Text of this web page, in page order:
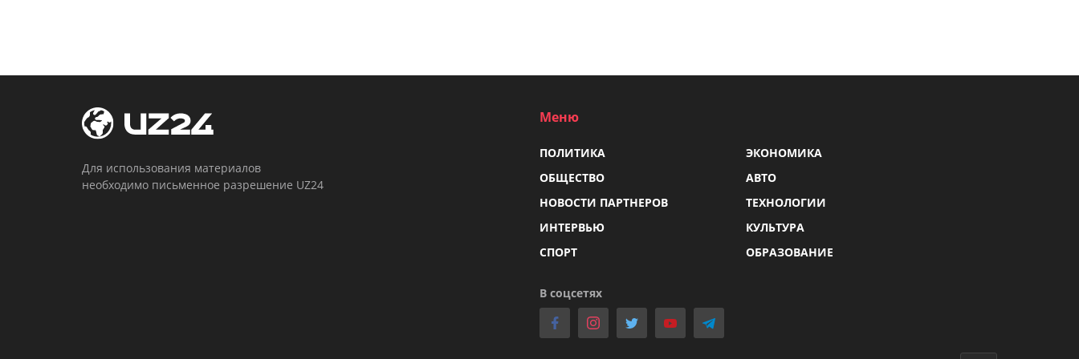
Для использования материалов
необходимо письменное разрешение UZ24
Меню
ПОЛИТИКА
ЭКОНОМИКА
ОБЩЕСТВО
АВТО
НОВОСТИ ПАРТНЕРОВ
ТЕХНОЛОГИИ
ИНТЕРВЬЮ
КУЛЬТУРА
СПОРТ
ОБРАЗОВАНИЕ
В соцсетях